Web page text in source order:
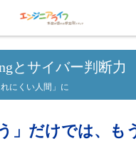
とサイバー判断力
にくい人間」に
」だけでは、も